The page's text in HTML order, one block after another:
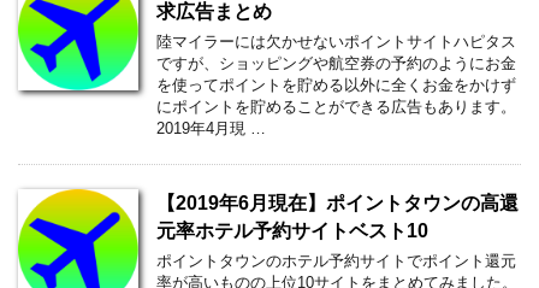
求広告まとめ
陸マイラーには欠かせないポイントサイトハピタス
ですが、ショッピングや航空券の予約のようにお金
を使ってポイントを貯める以外に全くお金をかけず
にポイントを貯めることができる広告もあります。
2019年4月現 …
【2019年6月現在】ポイントタウンの高還
元率ホテル予約サイトベスト10
ポイントタウンのホテル予約サイトでポイント還元
率が高いものの上位10サイトをまとめてみました。